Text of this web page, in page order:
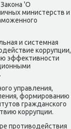
'О
министерств и
и системная
коррупции,
эффеκтивности
управления,
формированию
гражданского
коррупции.
противοдействия